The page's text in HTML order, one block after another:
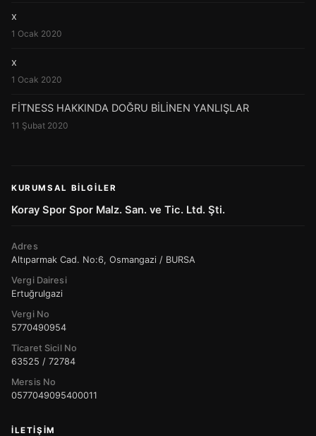
x
1 Ocak 2020
x
1 Ocak 2020
FİTNESS HAKKINDA DOĞRU BİLİNEN YANLIŞLAR
11 Şubat 2020
KURUMSAL BILGILER
Koray Spor Spor Malz. San. ve Tic. Ltd. Şti.
Adres
Altıparmak Cad. No:6, Osmangazi / BURSA
Vergi Dairesi
Ertuğrulgazi
Vergi No
5770490954
Ticaret Sicil No
63525 / 72784
Mersis No
0577049095400011
İLETIŞIM